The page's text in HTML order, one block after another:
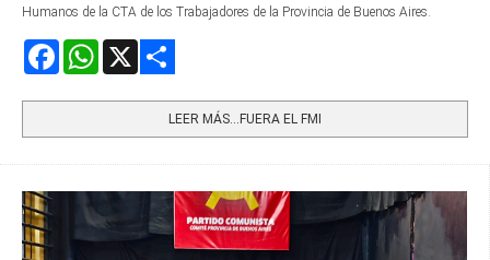
Humanos de la CTA de los Trabajadores de la Provincia de Buenos Aires.
FacebookWhatsApp
LEER MÁS…FUERA EL FMI